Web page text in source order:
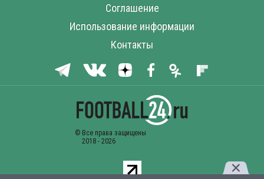
Соглашение
Использование информации
Контакты